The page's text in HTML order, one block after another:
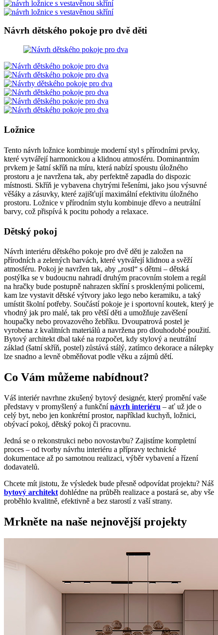
Návrh dětského pokoje pro dvě děti
Ložnice
Tento návrh ložnice kombinuje moderní styl s přírodními prvky,
které vytvářejí harmonickou a klidnou atmosféru. Dominantním
prvkem je šatní skříň na míru, která nabízí spoustu úložného
prostoru a je navržena tak, aby perfektně zapadla do dispozic
místnosti. Skříň je vybavena chytrými řešeními, jako jsou výsuvné
věšáky a zásuvky, které zajišťují maximální efektivitu úložného
prostoru. Ložnice v přírodním stylu kombinuje dřevo a neutrální
barvy, což přispívá k pocitu pohody a relaxace.
Dětský pokoj
Návrh interiéru dětského pokoje pro dvě děti je založen na
přírodních a zelených barvách, které vytvářejí klidnou a svěží
atmosféru. Pokoj je navržen tak, aby „rostl“ s dětmi – dětská
postýlka se v budoucnu nahradí druhým pracovním stolem a regál
na hračky bude postupně nahrazen skříní s prosklenými policemi,
kam lze vystavit dětské výtvory jako lego nebo keramiku, a taký
umístit školní potřeby. Součástí pokoje je i sportovní koutek, který je
vhodný jak pro malé, tak pro větší děti a umožňuje zavěšení
houpačky nebo provazového žebříku. Dvoupatrová postel je
vyrobena z kvalitních materiálů a navržena pro dlouhodobé použití.
Bytový architekt dbal také na rozpočet, kdy stylový a neutrální
základ (šatní skříň, postel) zůstává stálý, zatímco dekorace a nálepky
lze snadno a levně obměňovat podle věku a zájmů dětí.
Co Vám můžeme nabídnout?
Váš interiér navrhne zkušený bytový designér, který promění vaše
představy v promyšlený a funkčnínávrh interiéru – ať už jde o
celý byt, nebo jen konkrétní prostor, například kuchyň, ložnici,
obývací pokoj, dětský pokoj či pracovnu.
Jedná se o rekonstrukci nebo novostavbu? Zajistíme kompletní
proces – od tvorby návrhu interiéru a přípravy technické
dokumentace až po samotnou realizaci, výběr vybavení a řízení
dodavatelů.
Chcete mít jistotu, že výsledek bude přesně odpovídat projektu? Náš
bytový architekt dohlédne na průběh realizace a postará se, aby vše
proběhlo kvalitně, efektivně a bez starostí z vaší strany.
Mrkněte na naše nejnovější projekty